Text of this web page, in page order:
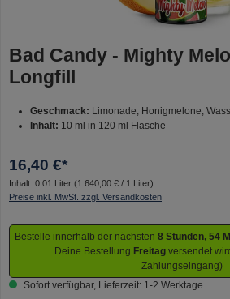
Bad Candy - Mighty
Longfill
Geschmack: Limonade, Honigmelone,
Inhalt: 10 ml in 120 ml Flasche
16,40 €*
Inhalt: 0.01 Liter (1.640,00 € / 1 Liter)
Preise inkl. MwSt. zzgl. Versandkosten
Bestelle innerhalb der nächsten 8 Stunden, 54
Deine Bestellung Freitag versendet
Zahlungseingang)
Sofort verfügbar, Lieferzeit: 1-2 Werktage